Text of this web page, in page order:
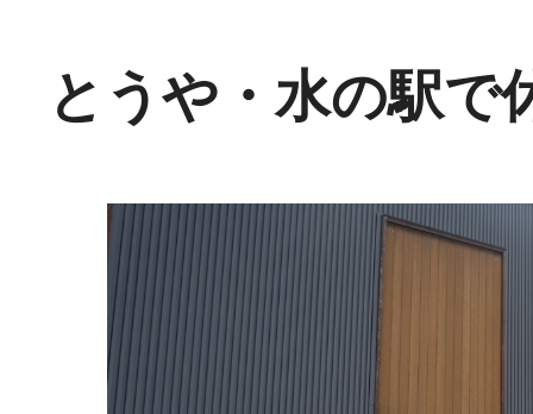
とうや・水の駅で